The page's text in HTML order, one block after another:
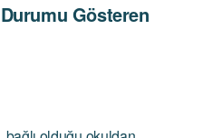
Gösteren